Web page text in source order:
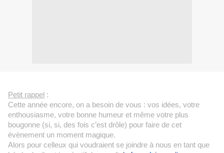
Petit rappel :
Cette année encore, on a besoin de vous : vos idées, votre
enthousiasme, votre bonne humeur et même votre plus
bougonne (si, si, des fois c’est drôle) pour faire de cet
évènement un moment magique.
Alors pour celleux qui voudraient se joindre à nous en tant que